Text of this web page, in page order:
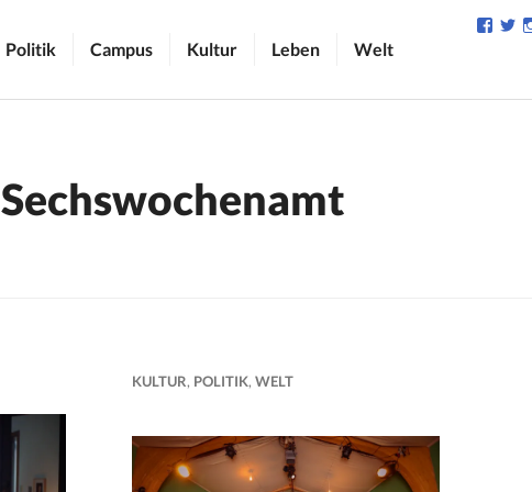
Politik Campus Kultur Leben Welt
Profil
Sechswochenamt
KULTUR, POLITIK, WELT